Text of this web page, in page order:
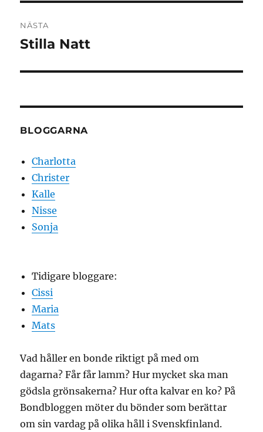
NÄSTA
Nästa
Stilla Natt
BLOGGARNA
Charlotta
Christer
Kalle
Nisse
Sonja
Tidigare bloggare:
Cissi
Maria
Mats
Vad håller en bonde riktigt på med om
dagarna? Får får lamm? Hur mycket ska man
gödsla grönsakerna? Hur ofta kalvar en ko? På
Bondbloggen möter du bönder som berättar
om sin vardag på olika håll i Svenskfinland.